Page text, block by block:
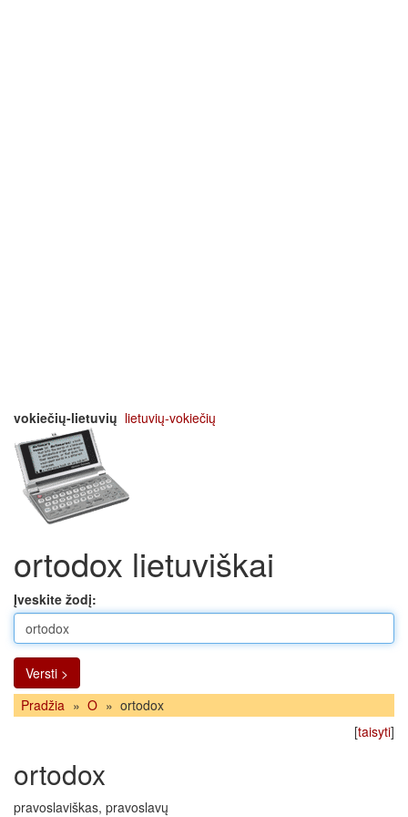
vokiečių-lietuvių lietuvių-vokiečių
ortodox lietuviškai
Įveskite žodį:
Versti >
Pradžia » O » ortodox
[taisyti]
ortodox
pravoslaviškas, pravoslavų